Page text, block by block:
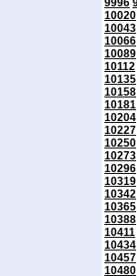
9996
10020
10043
10066
10089
10112
10135
10158
10181
10204
10227
10250
10273
10296
10319
10342
10365
10388
10411
10434
10457
10480